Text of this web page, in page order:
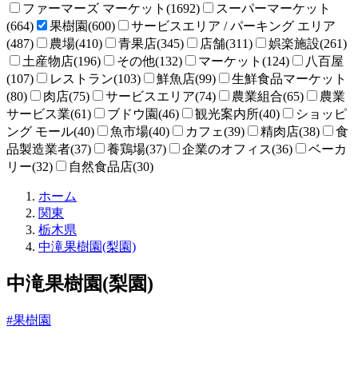
ファーマーズ マーケット(1692)
スーパーマーケット
(664)
果樹園(600)
サービスエリア / パーキング エリア
(487)
農場(410) 青果店(345) 店舗(311)
娯楽施設(261)
土産物店(196)
その他(132) マーケット(124)
八百屋
(107)
レストラン(103) 鮮魚店(99)
生鮮食品マーケット
(80)
肉店(75) サービスエリア(74) 農業組合(65)
農業
サービス業(61)
ブドウ園(46) 観光案内所(40)
ショッピ
ング モール(40)
魚市場(40) カフェ(39) 精肉店(38)
食
品製造業者(37)
養鶏場(37) 企業のオフィス(36)
ベーカ
リー(32)
自然食品店(30)
ホーム
ね
と
関東
栃木県
中滝果樹園(梨園)
中滝果樹園(梨園)
#果樹園